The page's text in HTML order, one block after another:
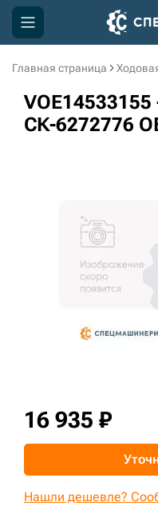
Главная страница
СК-6272776
16 935 ₽
Нашли дешевле?
Компания
Акции
3D тур по производству
3D тур по складам
sksale@skdst.ru